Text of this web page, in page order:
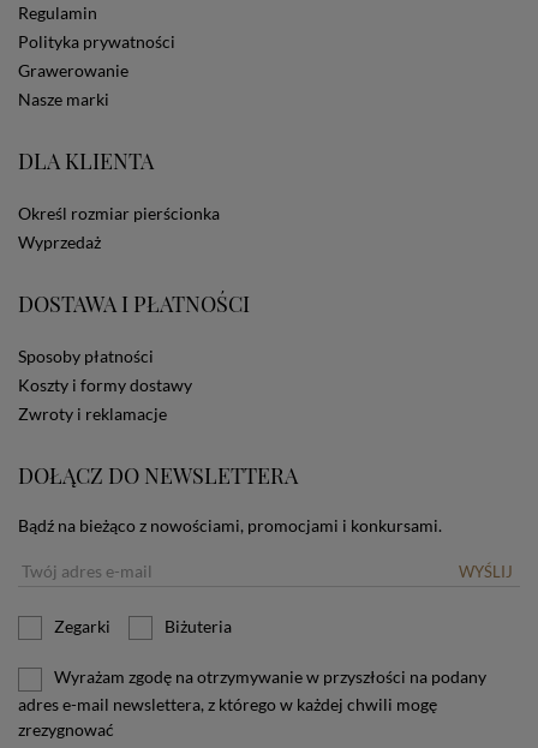
Na stronie Sklepu są wykorzystywane pliki cookies.
Stosowane są one w celach zapewnienia maksymalnej
wygody wszystkich użytkowników (w tym Kupujących)
przy korzystaniu ze Sklepu (zapamiętywanie
preferencji i ustawień na stronie, zbieranie
portale społecznościowe, np. Facebook). Korzystanie
dotyczących cookies oznacza, że będą one
zamieszczane w urządzeniu końcowym każdego
ustawienia swojej przeglądarki.
Regulamin
Polityka prywatności
Grawerowanie
Nasze marki
DLA KLIENTA
Określ rozmiar pierścionka
Wyprzedaż
DOSTAWA I PŁATNOŚCI
Sposoby płatności
Koszty i formy dostawy
Zwroty i reklamacje
DOŁĄCZ DO NEWSLETTERA
Bądź na bieżąco z nowościami, promocjami i konkursami.
WYŚLIJ
Zegarki Biżuteria
Wyrażam zgodę na otrzymywanie w przyszłości na podany
adres e-mail newslettera, z którego w każdej chwili mogę
zrezygnować